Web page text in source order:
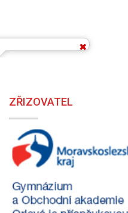
ZŘIZOVATEL